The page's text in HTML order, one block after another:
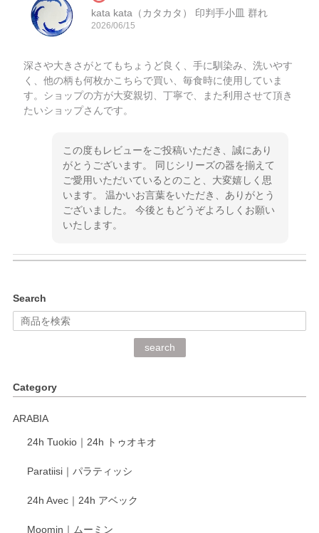
kata kata（カタカタ） 印判手小皿 群れ
2026/06/15
深さや大きさがとてもちょうど良く、手に馴染み、洗いやす
く、他の柄も何枚かこちらで買い、毎食時に使用していま
す。ショップの方が大変親切、丁寧で、また利用させて頂き
たいショップさんです。
この度もレビューをご投稿いただき、誠にあり
がとうございます。 同じシリーズの器を揃えて
ご愛用いただいているとのこと、大変嬉しく思
います。 温かいお言葉をいただき、ありがとう
ございました。 今後ともどうぞよろしくお願い
いたします。
深さや大きさがとてもちょうど良く、手に馴染み、洗いやす
く、他の柄も何枚かこちらで買い、毎食時に使用していま
く交換して下さいました。
がとうございます。 同じシリーズの器を揃えて
います。 温かいお言葉をいただき、ありがとう
いたします。
Search
search
Category
ARABIA
24h Tuokio｜24h トゥオキオ
Paratiisi｜パラティッシ
24h Avec｜24h アベック
Moomin｜ムーミン